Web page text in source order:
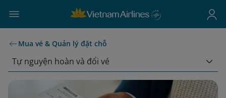
Mua vé & Quản lý đặt chỗ
Tự nguyện hoàn và đổi vé